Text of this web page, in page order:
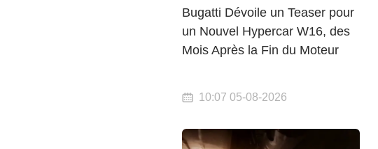
Bugatti Dévoile un Teaser pour
un Nouvel Hypercar W16, des
Mois Après la Fin du Moteur
10:07 05-08-2026